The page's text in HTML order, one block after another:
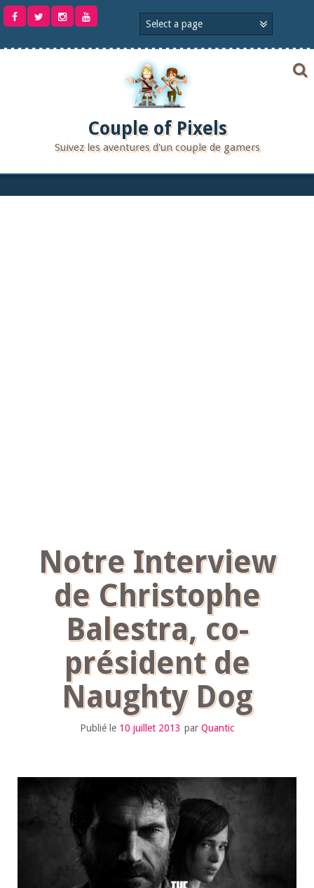
Aller
Couple of Pixels
Suivez les aventures d'un couple de gamers
Notre Interview
de Christophe
Balestra, co-
président de
Naughty Dog
Publié le 10 juillet 2013 par Quantic